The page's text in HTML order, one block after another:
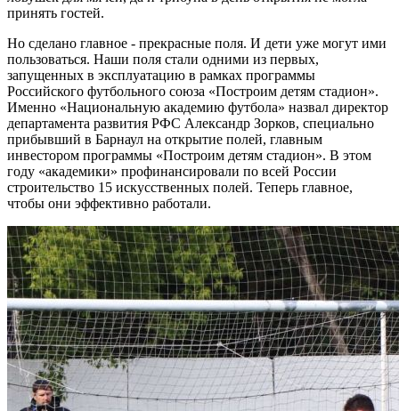
принять гостей.
Но сделано главное - прекрасные поля. И дети уже могут ими
пользоваться. Наши поля стали одними из первых,
запущенных в эксплуатацию в рамках программы
Российского футбольного союза «Построим детям стадион».
Именно «Национальную академию футбола» назвал директор
департамента развития РФС Александр Зорков, специально
прибывший в Барнаул на открытие полей, главным
инвестором программы «Построим детям стадион». В этом
году «академики» профинансировали по всей России
строительство 15 искусственных полей. Теперь главное,
чтобы они эффективно работали.